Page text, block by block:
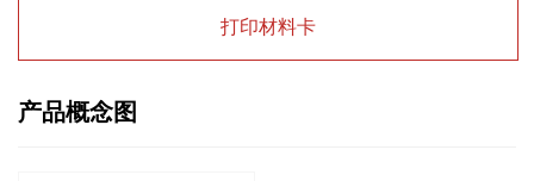
打印材料卡
产品概念图